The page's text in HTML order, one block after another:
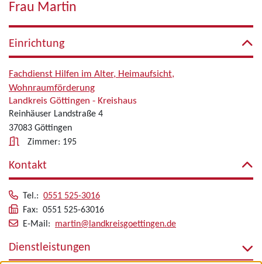
Frau Martin
Einrichtung
Fachdienst Hilfen im Alter, Heimaufsicht,
Wohnraumförderung
Landkreis Göttingen - Kreishaus
Reinhäuser Landstraße 4
37083 Göttingen
Zimmer: 195
Kontakt
Tel.: 0551 525-3016
Fax: 0551 525-63016
E-Mail: martin@landkreisgoettingen.de
Dienstleistungen